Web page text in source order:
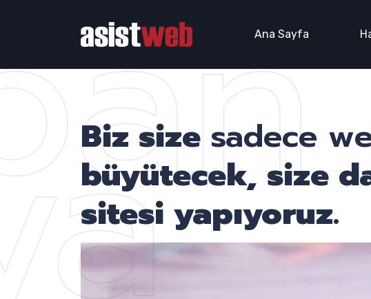
Ana Sayfa
Biz size sadece
büyütecek, size
sitesi yapıyoruz.